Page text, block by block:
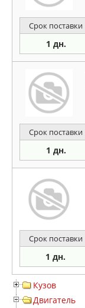
Срок поставки
1 дн.
Срок поставки
1 дн.
Срок поставки
1 дн.
Кузов
Двигатель